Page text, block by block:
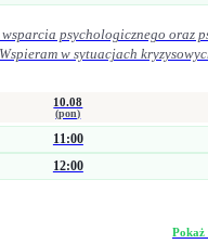
psychologicznego oraz
w sytuacjach
osobistym. Pracuję
w obszarze seksualności doświadczenie straty i żałoby
jak i grupowo.
10.08
(pon)
11:00
12:00
Pokaż